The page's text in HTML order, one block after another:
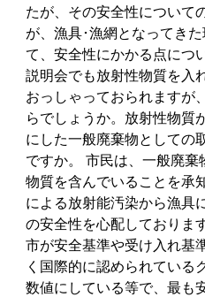
たが、その安全性について
が、漁具･漁網となってき
て、安全性にかかる点につ
説明会でも放射性物質を入
おっしゃっておられますが
らでしょうか。放射性物質
にした一般廃棄物としての
ですか。 市民は、一般廃
物質を含んでいることを承
による放射能汚染から漁具
の安全性を心配しておりま
市が安全基準や受け入れ基
く国際的に認められている
数値にしている等で、最も